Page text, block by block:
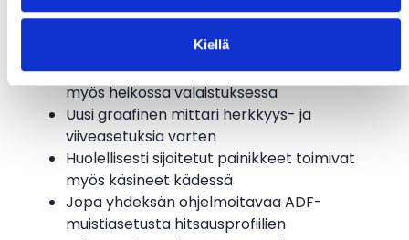
Kiellä
Kaikki säädöt, joita tarvitset hitsaustyön
tehostamiseen, ovat sormiesi ulottuvilla.
Kirkas, kaksivärinen LED-näyttö katseluun
myös heikossa valaistuksessa
Uusi graafinen mittari herkkyys- ja
viiveasetuksia varten
Huolellisesti sijoitetut painikkeet toimivat
myös käsineet kädessä
Jopa yhdeksän ohjelmoitavaa ADF-
muistiasetusta hitsausprofiilien